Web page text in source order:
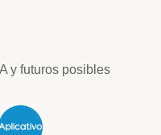
y futuros posibles